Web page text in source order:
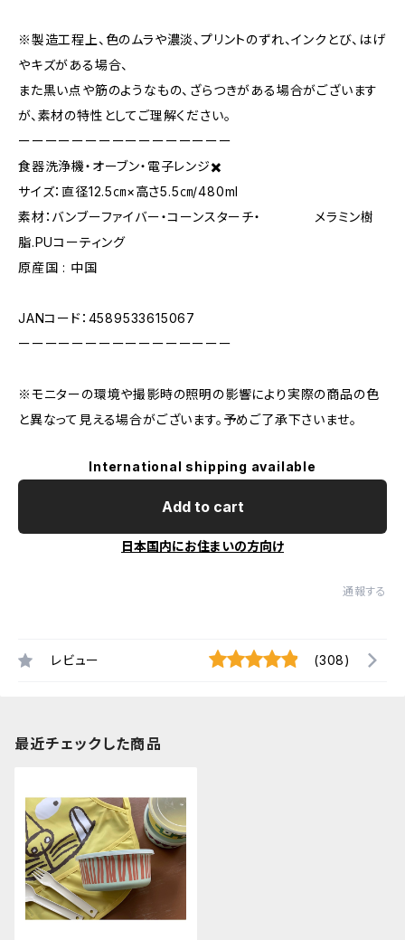
※製造工程上、色のムラや濃淡、プリントのずれ、インクとび、はげ
やキズがある場合、
また黒い点や筋のようなもの、ざらつきがある場合がございます
が、素材の特性としてご理解ください。
ーーーーーーーーーーーーーーーー
食器洗浄機・オーブン・電子レンジ✖️
サイズ：直径12.5㎝×高さ5.5㎝/480ml
素材：バンブーファイバー・コーンスターチ・ メラミン樹
脂.PUコーティング
原産国 : 中国
JANコード：4589533615067
ーーーーーーーーーーーーーーーー
※モニターの環境や撮影時の照明の影響により実際の商品の色
と異なって見える場合がございます。予めご了承下さいませ。
International shipping available
Add to cart
日本国内にお住まいの方向け
通報する
レビュー (308)
最近チェックした商品